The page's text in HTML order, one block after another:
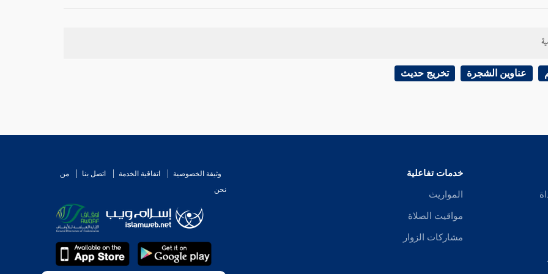
على أن
عناوين الشجرة تخريج حديث
خدمات تفاعلية
المواريث
مواقيت الصلاة
مشاركات الزوار
وثيقة الخصوصية اتفاقية الخدمة اتصل بنا
من
نحن